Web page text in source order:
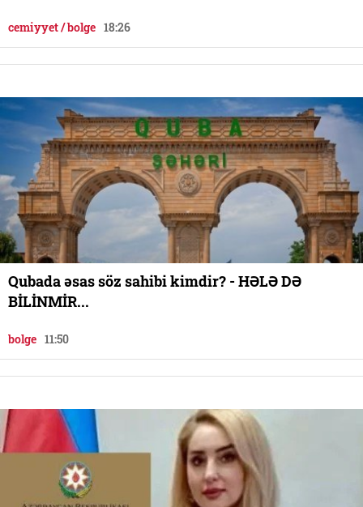
cemiyyet / bolge 18:26
Qubada əsas söz sahibi kimdir? - HƏLƏ DƏ
BİLİNMİR...
bolge 11:50